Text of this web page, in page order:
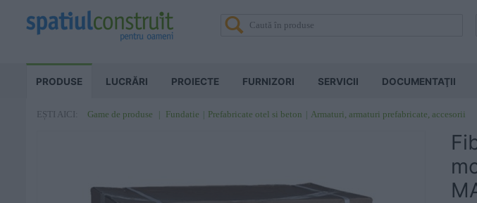
PRODUSE LUCRĂRI PROIECTE FURNIZORI SERVICII DOCUMENTAŢII
EȘTI AICI: Game de produse Fundatie Prefabricate otel si beton Armaturi, armaturi prefabricate, accesorii